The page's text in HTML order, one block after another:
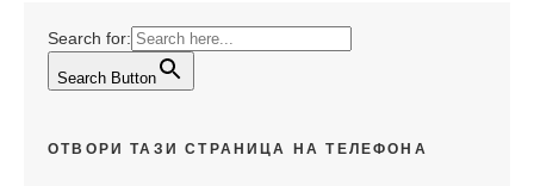
Search for:
Search Button
ОТВОРИ ТАЗИ СТРАНИЦА НА ТЕЛЕФОНА